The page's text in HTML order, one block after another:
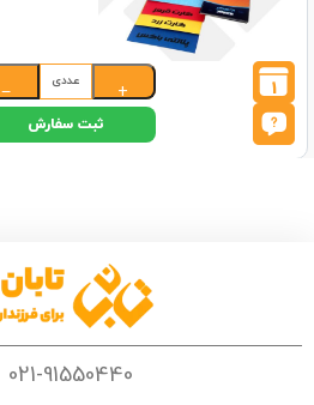
1
+
عددی
−
ثبت سفارش
021-91550440